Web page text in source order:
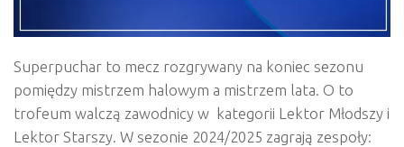
Superpuchar to mecz rozgrywany na koniec sezonu
pomiędzy mistrzem halowym a mistrzem lata. O to
trofeum walczą zawodnicy w kategorii Lektor Młodszy i
Lektor Starszy. W sezonie 2024/2025 zagrają zespoły: